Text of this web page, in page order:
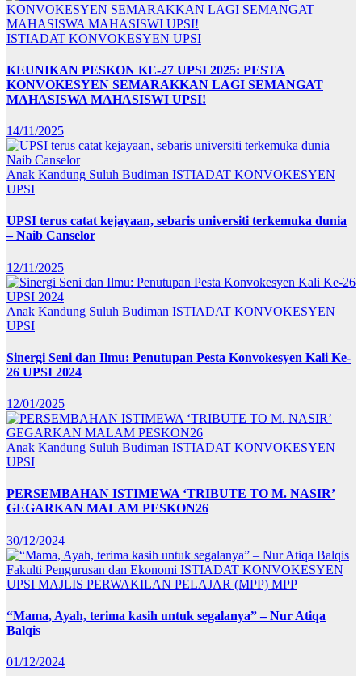
ISTIADAT KONVOKESYEN UPSI
KEUNIKAN PESKON KE-27 UPSI 2025: PESTA
KONVOKESYEN SEMARAKKAN LAGI SEMANGAT
MAHASISWA MAHASISWI UPSI!
14/11/2025
Anak Kandung Suluh Budiman ISTIADAT KONVOKESYEN
UPSI
UPSI terus catat kejayaan, sebaris universiti terkemuka dunia
– Naib Canselor
12/11/2025
Anak Kandung Suluh Budiman ISTIADAT KONVOKESYEN
UPSI
Sinergi Seni dan Ilmu: Penutupan Pesta Konvokesyen Kali Ke-
26 UPSI 2024
12/01/2025
Anak Kandung Suluh Budiman ISTIADAT KONVOKESYEN
UPSI
PERSEMBAHAN ISTIMEWA ‘TRIBUTE TO M. NASIR’
GEGARKAN MALAM PESKON26
30/12/2024
Fakulti Pengurusan dan Ekonomi ISTIADAT KONVOKESYEN
UPSI MAJLIS PERWAKILAN PELAJAR (MPP) MPP
“Mama, Ayah, terima kasih untuk segalanya” – Nur Atiqa
Balqis
01/12/2024